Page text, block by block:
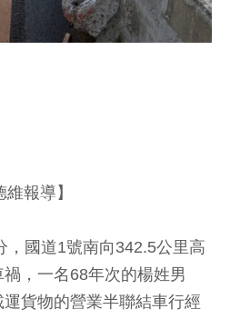
報導】
，國道1號南向342.5公里高
，一名68年次的楊姓男
貨物的營業半聯結車行經